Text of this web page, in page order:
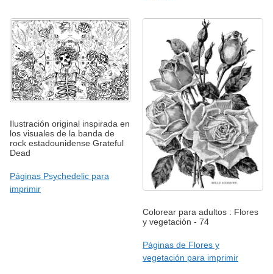
Ilustración original inspirada en
los visuales de la banda de
rock estadounidense Grateful
Dead
Páginas Psychedelic para
imprimir
Colorear para adultos : Flores
y vegetación - 74
Páginas de Flores y
vegetación para imprimir